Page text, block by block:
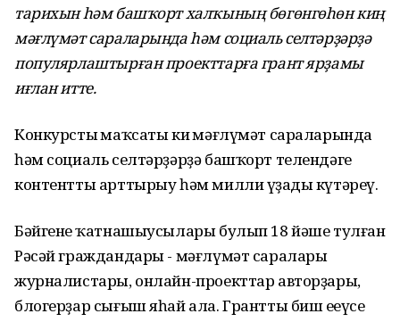
тарихын һәм башҡорт халҡының бөгөнгөһөн киң
мәғлүмәт сараларында һәм социаль селтәрҙәрҙә
популярлаштырған проекттарға грант ярҙамы
иғлан итте.
Конкурстың маҡсаты киң мәғлүмәт сараларында
һәм социаль селтәрҙәрҙә башҡорт телендәге
контентты арттырыу һәм милли үҙаңды күтәреү.
Бәйгенең ҡатнашыусылары булып 18 йәше тулған
Рәсәй граждандары - мәғлүмәт саралары
журналистары, онлайн-проекттар авторҙары,
блогерҙар сығыш яһай ала. Грантты биш еңеүсе